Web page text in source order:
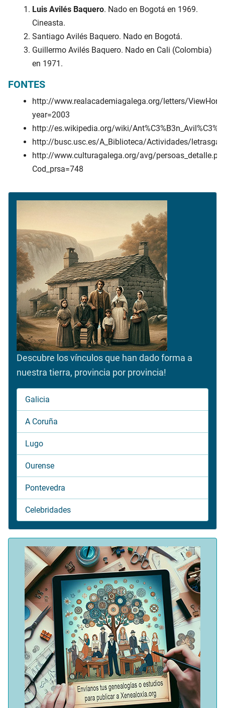
Luis Avilés Baquero. Nado en Bogotá en 1969.
Cineasta.
Santiago Avilés Baquero. Nado en Bogotá.
Guillermo Avilés Baquero. Nado en Cali (Colombia)
en 1971.
FONTES
http://www.realacademiagalega.org/letters/
year=2003
http://es.wikipedia.org/wiki/
http://busc.usc.es/A_Biblioteca/Actividades/
http://www.culturagalega.org/avg/
Cod_prsa=748
Descubre los vínculos que han dado forma a
nuestra tierra, provincia por provincia!
Galicia
A Coruña
Lugo
Ourense
Pontevedra
Celebridades